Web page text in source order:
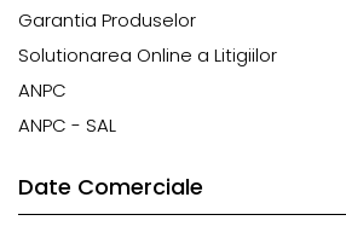
Garantia Produselor
Solutionarea Online a Litigiilor
ANPC
ANPC - SAL
Date Comerciale